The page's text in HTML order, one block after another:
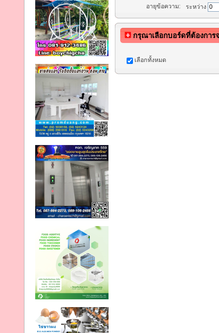
อายุข้อความ:
ระหว่าง
กรุณาเลือกบอร์ดที่ต้องกา
เลือกทั้งหมด